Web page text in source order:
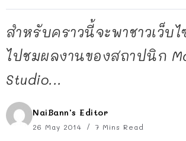
สำหรับคราวนี้จะพาชาวเว็บ
ไปชมผลงานของสถาปนิก
Studio...
NaiBann's Editor
26 May 2014 7 Mins Read